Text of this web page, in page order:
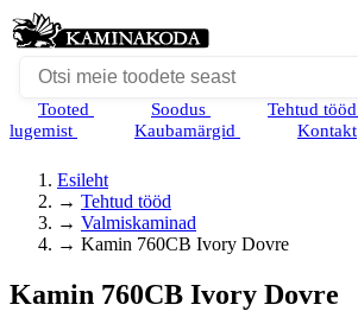
Tooted Soodus Tehtud tööd
lugemist
Kaubamärgid Kontakt
Esileht
→ Tehtud tööd
→ Valmiskaminad
→ Kamin 760CB Ivory Dovre
Kamin 760CB Ivory Dovre